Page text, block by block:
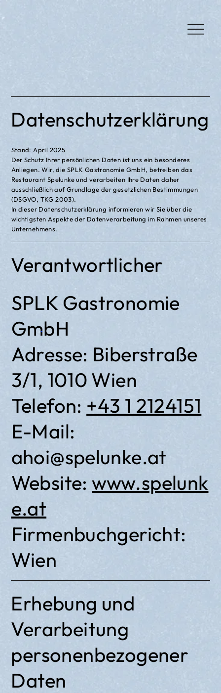
Datenschutzerklärung
Stand: April 2025
Der Schutz Ihrer persönlichen Daten ist uns ein besonderes
Anliegen. Wir, die SPLK Gastronomie GmbH, betreiben das
Restaurant Spelunke und verarbeiten Ihre Daten daher
ausschließlich auf Grundlage der gesetzlichen Bestimmungen
(DSGVO, TKG 2003).
In dieser Datenschutzerklärung informieren wir Sie über die
wichtigsten Aspekte der Datenverarbeitung im Rahmen unseres
Unternehmens.
Verantwortlicher
SPLK Gastronomie
GmbH
Adresse: Biberstraße
3/1, 1010 Wien
Telefon: +43 1 2124151
E-Mail:
ahoi@spelunke.at
Website:www.spelunk
e.at
Firmenbuchgericht:
Wien
Erhebung und
Verarbeitung
personenbezogener
Daten